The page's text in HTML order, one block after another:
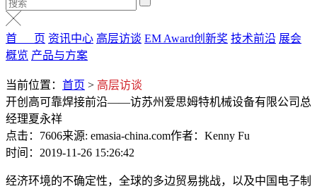
首 页 资讯中心 高层访谈 EM Award创新奖 技术前沿 展会
概览 产品与方案
当前位置： 首页 > 高层访谈
开创高可靠焊接前沿——访苏州爱思姆特机械设备有限公司总
经理夏永祥
点击：7606来源: emasia-china.com作者：Kenny Fu
时间：2019-11-26 15:26:42
经济环境的不确定性，全球的多边贸易挑战，以及中国电子制